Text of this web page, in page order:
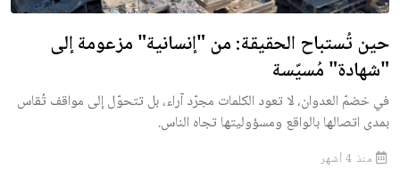
حين تُستباح الحقيقة: من "إنسانية" مزعومة إلى
"شهادة" مُسيّسة
في خضمّ العدوان، لا تعود الكلمات مجرّد آراء، بل تتحوّل إلى مواقف تُقاس
بمدى اتصالها بالواقع ومسؤوليتها تجاه الناس.
منذ 4 أشهر